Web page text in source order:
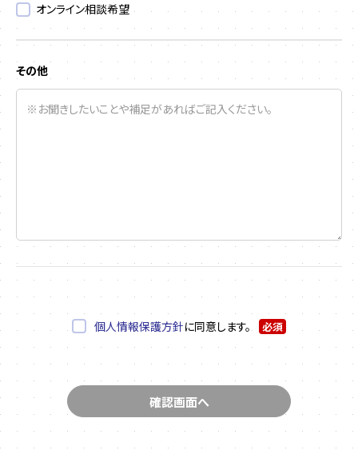
オンライン相談希望
その他
個人情報保護方針に同意します。 必須